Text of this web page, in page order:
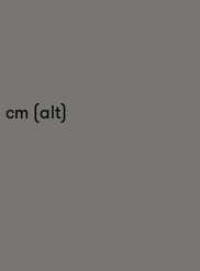
cm (alt)